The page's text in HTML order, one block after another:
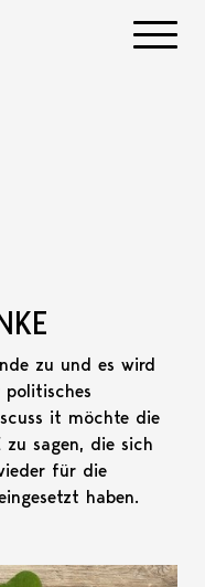
zu und es wird
it möchte die
zu sagen, die sich
für die
haben.